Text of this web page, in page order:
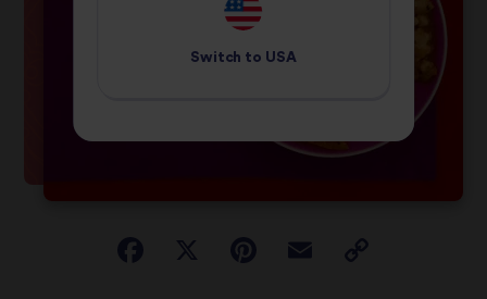
Switch to USA